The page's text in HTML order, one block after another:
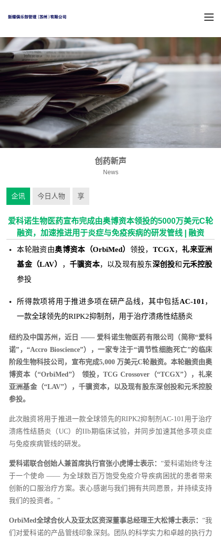
创药新声
News
企讯 今日人物 享
爱科诺生物医药宣布完成由奥博资本领投的5000万美元C轮
融资，加速推进用于炎症与免疫疾病的研发管线 | 融资
本轮融资由奥博资本（OrbiMed） 领投， TCGX，礼来亚洲
基金（LAV）
， 千骥资本，以及现有股东深创投和元禾控股
参投
所得款项将用于推进多项在研产品线，其中包括AC-101 ，
一款全球领先的RIPK2抑制剂，用于治疗溃疡性结肠炎
纽约及中国苏州，近日 —— 爱科诺生物医药有限公司（简称“爱科
诺”，“Accro Bioscience”），一家专注于“调节性细胞死亡”的临床
阶段生物科技公司，宣布完成5,000 万美元C轮融资。本轮融资由奥
博资本（“OrbiMed”）
领投，TCG Crossover（“TCGX”） ， 礼来
亚洲基金（“LAV”）
，千骥资本，以及现有股东深创投和元禾控股
参投。
此次融资将用于推进一款全球领先的RIPK2抑制剂AC-101用于治疗
溃疡性结肠炎（UC）的IIb期临床试验，并同步加速其他多项炎症
与免疫疾病管线的研发。
爱科诺联合创始人兼首席执行官张小虎博士表示：“爱科诺始终专注
于一个使命 —— 为全球数百万饱受免疫介导疾病困扰的患者带来
创新的口服治疗方案。衷心感谢与我们拥有共同愿景，并持续支持
我们的投资者。”
OrbiMed全球合伙人及亚太区资深董事总经理王大松博士表示：“我
们对爱科诺的产品管线印象深刻。团队的科学实力和卓越的执行力